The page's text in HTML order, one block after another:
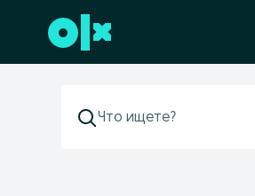
Перейти к нижнему колонтитулу